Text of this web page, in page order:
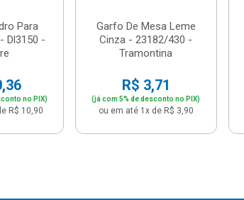
Para
Dl3150 -
no PIX)
R$ 10,90
Garfo De Mesa Leme
Cinza - 23182/430 -
Tramontina
R$ 3,71
(já com 5% de desconto no PIX)
ou em até 1x de R$ 3,90